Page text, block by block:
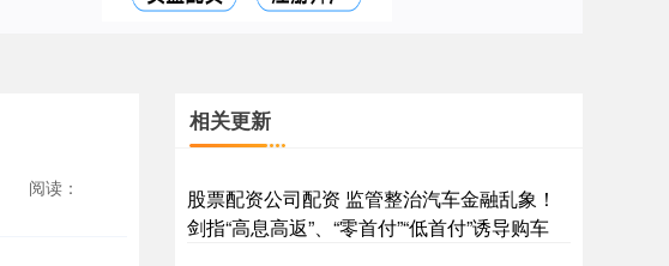
阅读：
相关更新
股票配资公司配资 监管整治汽车金融乱象！
剑指“高息高返”、“零首付”“低首付”诱导购车